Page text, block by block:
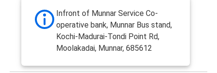
Infront of Munnar Service Co-
operative bank, Munnar Bus stand,
Kochi-Madurai-Tondi Point Rd,
Moolakadai, Munnar, 685612